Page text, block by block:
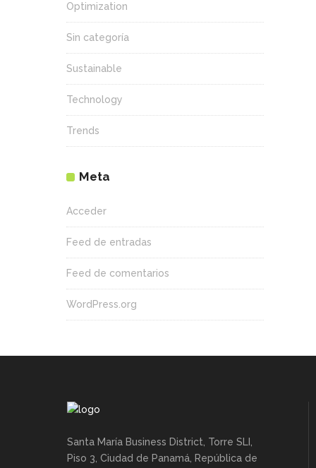
Optimization
Sin categoría
Sustainable
Technology
Trends
Meta
Acceder
Feed de entradas
Feed de comentarios
WordPress.org
Santa María Business District, Torre SLI,
Piso 3, Ciudad de Panamá, República de